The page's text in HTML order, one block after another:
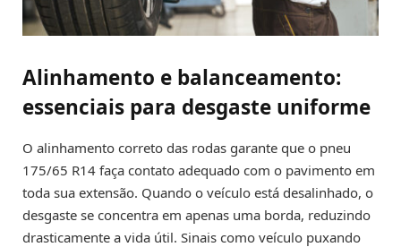
Alinhamento e balanceamento:
essenciais para desgaste uniforme
O alinhamento correto das rodas garante que o pneu
175/65 R14 faça contato adequado com o pavimento em
toda sua extensão. Quando o veículo está desalinhado, o
desgaste se concentra em apenas uma borda, reduzindo
drasticamente a vida útil. Sinais como veículo puxando